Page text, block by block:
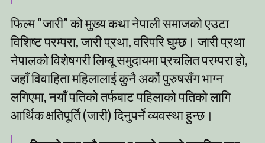
फिल्म “जारी” को मुख्य कथा नेपाली समाजको एउटा
विशिष्ट परम्परा, जारी प्रथा, वरिपरि घुम्छ। जारी प्रथा
नेपालको विशेषगरी लिम्बू समुदायमा प्रचलित परम्परा हो,
जहाँ विवाहिता महिलालाई कुनै अर्को पुरुषसँग भाग्न
लगिएमा, नयाँ पतिको तर्फबाट पहिलाको पतिको लागि
आर्थिक क्षतिपूर्ति (जारी) दिनुपर्ने व्यवस्था हुन्छ।